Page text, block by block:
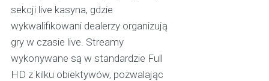
sekcji live kasyna, gdzie
wykwalifikowani dealerzy organizują
gry w czasie live. Streamy
wykonywane są w standardzie Full
HD z kilku obiektywów, pozwalając